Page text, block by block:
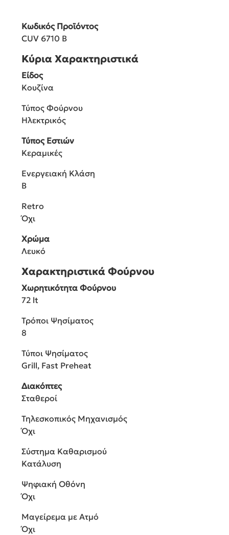
Κωδικός Προϊόντος
CUV 6710 B
Κύρια Χαρακτηριστικά
Είδος
Κουζίνα
Τύπος Φούρνου
Ηλεκτρικός
Τύπος Εστιών
Κεραμικές
Ενεργειακή Κλάση
B
Retro
Όχι
Χρώμα
Λευκό
Χαρακτηριστικά Φούρνου
Χωρητικότητα Φούρνου
72 lt
Τρόποι Ψησίματος
8
Τύποι Ψησίματος
Grill, Fast Preheat
Διακόπτες
Σταθεροί
Τηλεσκοπικός Μηχανισμός
Όχι
Σύστημα Καθαρισμού
Κατάλυση
Ψηφιακή Οθόνη
Όχι
Μαγείρεμα με Ατμό
Όχι